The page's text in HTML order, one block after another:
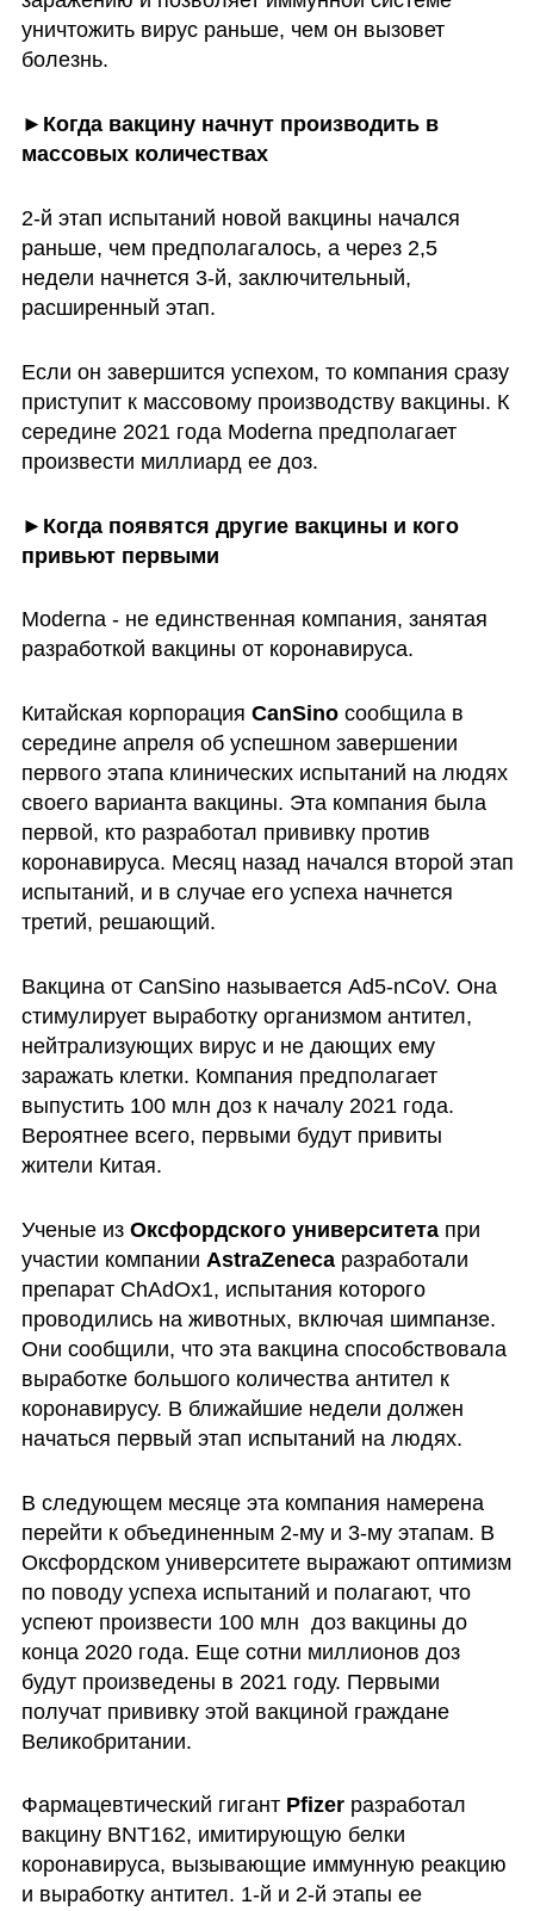
уничтожить вирус раньше, чем он вызовет
болезнь.
►Когда вакцину начнут производить в
массовых количествах
2-й этап испытаний новой вакцины начался
раньше, чем предполагалось, а через 2,5
недели начнется 3-й, заключительный,
расширенный этап.
Если он завершится успехом, то компания сразу
приступит к массовому производству вакцины. К
середине 2021 года Moderna предполагает
произвести миллиард ее доз.
►Когда появятся другие вакцины и кого
привьют первыми
Moderna - не единственная компания, занятая
разработкой вакцины от коронавируса.
Китайская корпорация CanSino сообщила в
середине апреля об успешном завершении
первого этапа клинических испытаний на людях
своего варианта вакцины. Эта компания была
первой, кто разработал прививку против
коронавируса. Месяц назад начался второй этап
испытаний, и в случае его успеха начнется
третий, решающий.
Вакцина от CanSino называется Ad5-nCoV. Она
стимулирует выработку организмом антител,
нейтрализующих вирус и не дающих ему
заражать клетки. Компания предполагает
выпустить 100 млн доз к началу 2021 года.
Вероятнее всего, первыми будут привиты
жители Китая.
Ученые из Оксфордского университета при
участии компании AstraZeneca разработали
препарат ChAdOx1, испытания которого
проводились на животных, включая шимпанзе.
Они сообщили, что эта вакцина способствовала
выработке большого количества антител к
коронавирусу. В ближайшие недели должен
начаться первый этап испытаний на людях.
В следующем месяце эта компания намерена
перейти к объединенным 2-му и 3-му этапам. В
Оксфордском университете выражают оптимизм
по поводу успеха испытаний и полагают, что
успеют произвести 100 млн  доз вакцины до
конца 2020 года. Еще сотни миллионов доз
будут произведены в 2021 году. Первыми
получат прививку этой вакциной граждане
Великобритании.
Фармацевтический гигант Pfizer разработал
вакцину BNT162, имитирующую белки
коронавируса, вызывающие иммунную реакцию
и выработку антител. 1-й и 2-й этапы ее